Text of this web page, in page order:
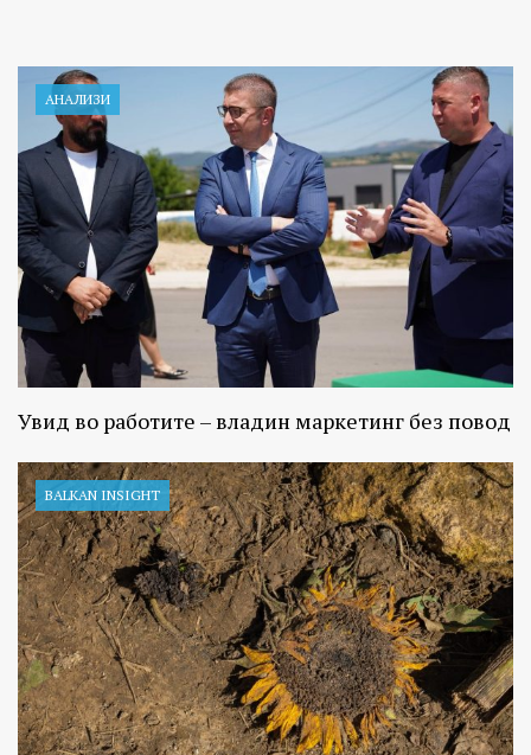
АНАЛИЗИ
Увид во работите – владин маркетинг без повод
BALKAN INSIGHT